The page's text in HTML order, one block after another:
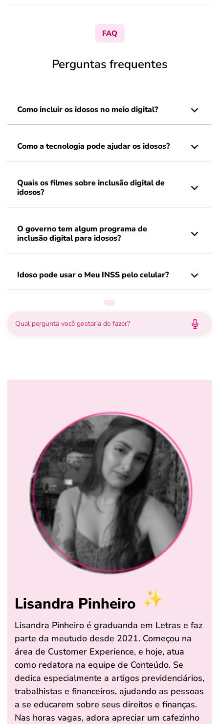
FAQ
Perguntas frequentes
Como incluir os idosos no meio digital?
Como a tecnologia pode ajudar os idosos?
Quais os filmes sobre inclusão digital de
idosos?
O governo tem algum programa de
inclusão digital para idosos?
Idoso pode usar o Meu INSS pelo celular?
Lisandra Pinheiro
Lisandra Pinheiro é graduanda em Letras e faz
parte da meutudo desde 2021. Começou na
área de Customer Experience, e hoje, atua
como redatora na equipe de Conteúdo. Se
dedica especialmente a artigos previdenciários,
trabalhistas e financeiros, ajudando as pessoas
a se educarem sobre seus direitos e finanças.
Nas horas vagas, adora apreciar um cafezinho